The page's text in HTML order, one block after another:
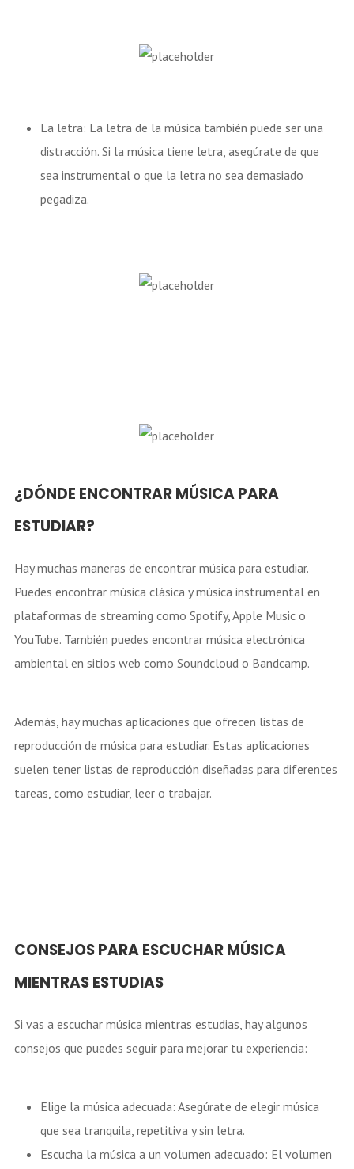
La letra: La letra de la música también puede ser una
distracción. Si la música tiene letra, asegúrate de que
sea instrumental o que la letra no sea demasiado
pegadiza.
¿DÓNDE ENCONTRAR MÚSICA PARA
ESTUDIAR?
Hay muchas maneras de encontrar música para estudiar.
Puedes encontrar música clásica y música instrumental en
plataformas de streaming como Spotify, Apple Music o
YouTube. También puedes encontrar música electrónica
ambiental en sitios web como Soundcloud o Bandcamp.
Además, hay muchas aplicaciones que ofrecen listas de
reproducción de música para estudiar. Estas aplicaciones
suelen tener listas de reproducción diseñadas para diferentes
tareas, como estudiar, leer o trabajar.
CONSEJOS PARA ESCUCHAR MÚSICA
MIENTRAS ESTUDIAS
Si vas a escuchar música mientras estudias, hay algunos
consejos que puedes seguir para mejorar tu experiencia:
Elige la música adecuada: Asegúrate de elegir música
que sea tranquila, repetitiva y sin letra.
Escucha la música a un volumen adecuado: El volumen